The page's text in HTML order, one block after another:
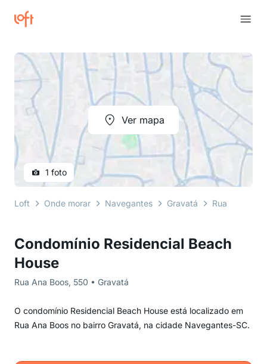
Condomínio Residencial Beach
House
Rua Ana Boos, 550 • Gravatá
O condomínio Residencial Beach House está localizado em
Rua Ana Boos no bairro Gravatá, na cidade Navegantes-SC.
Ver mapa
1 foto
Loft Onde morar Navegantes Gravatá Rua Ana Boos